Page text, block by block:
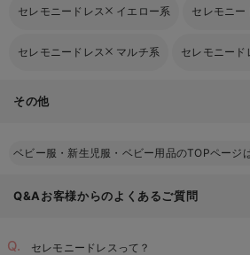
セレモニードレス イエロー系 セレモニー
セレモニードレス マルチ系 セレモニード
その他
ベビー服・新生児服・ベビー用品のTOPページ
Q&Aお客様からのよくあるご質問
セレモニードレスって？